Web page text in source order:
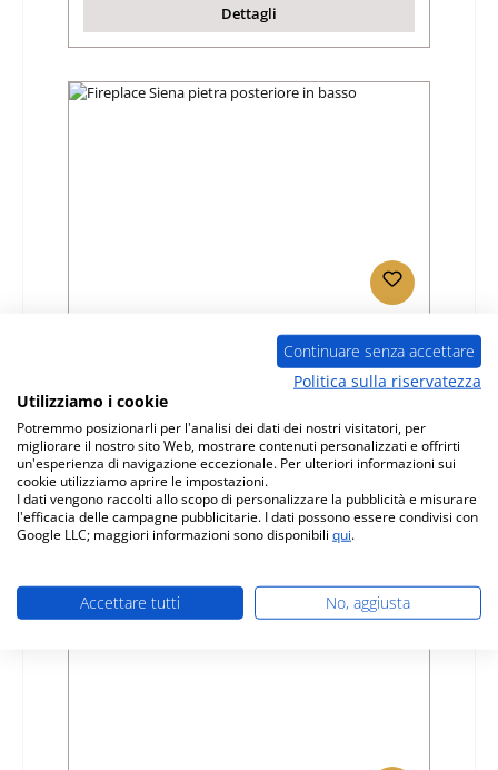
Dettagli
01046233
Produttore: Fireplace
Prezzo normale:
50,64 €
Disponibile, tempi di consegna: 4-6 giorni
Dettagli
Continuare senza accettare
Politica sulla riservatezza
Utilizziamo i cookie
Potremmo posizionarli per l'analisi dei dati dei nostri visitatori, per
migliorare il nostro sito Web, mostrare contenuti personalizzati e offrirti
un'esperienza di navigazione eccezionale. Per ulteriori informazioni sui
cookie utilizziamo aprire le impostazioni.
I dati vengono raccolti allo scopo di personalizzare la pubblicità e misurare
l'efficacia delle campagne pubblicitarie. I dati possono essere condivisi con
Google LLC; maggiori informazioni sono disponibili qui.
Accettare tutti No, aggiusta